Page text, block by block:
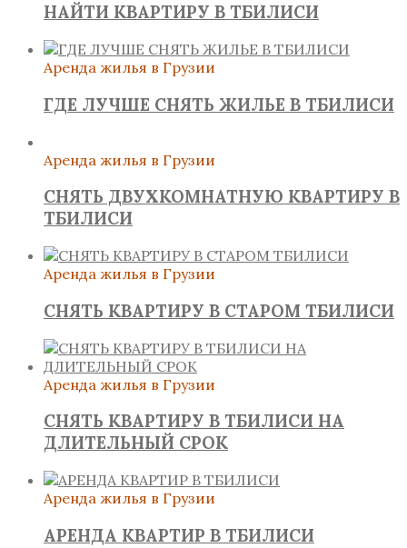
НАЙТИ КВАРТИРУ В ТБИЛИСИ
Аренда жилья в Грузии
ГДЕ ЛУЧШЕ СНЯТЬ ЖИЛЬЕ В ТБИЛИСИ
Аренда жилья в Грузии
СНЯТЬ ДВУХКОМНАТНУЮ КВАРТИРУ В
ТБИЛИСИ
Аренда жилья в Грузии
СНЯТЬ КВАРТИРУ В СТАРОМ ТБИЛИСИ
Аренда жилья в Грузии
СНЯТЬ КВАРТИРУ В ТБИЛИСИ НА
ДЛИТЕЛЬНЫЙ СРОК
Аренда жилья в Грузии
АРЕНДА КВАРТИР В ТБИЛИСИ